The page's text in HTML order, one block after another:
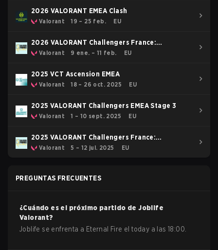
2026 VALORANT EMEA Clash
Valorant 19 – 25 feb. EU
2026 VALORANT Challengers France:
Revolution Stage 1 - Group Stage
Valorant 9 ene. – 11 feb. EU
2025 VCT Ascension EMEA
Valorant 18 – 26 oct. 2025 EU
2025 VALORANT Challengers EMEA Stage 3
Valorant 1 – 10 sept. 2025 EU
2025 VALORANT Challengers France:
Revolution Stage 3
Valorant 5 – 12 jul. 2025 EU
PREGUNTAS FRECUENTES
¿Cuándo es el próximo partido deJoblife
Valorant?
Joblife se enfrenta a Eternal Fire el today a las 18:00.